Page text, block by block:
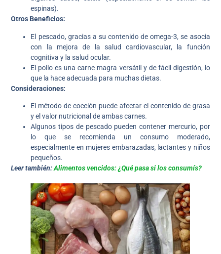
espinas).
Otros Beneficios:
El pescado, gracias a su contenido de omega-3, se asocia
con la mejora de la salud cardiovascular, la función
cognitiva y la salud ocular.
El pollo es una carne magra versátil y de fácil digestión, lo
que la hace adecuada para muchas dietas.
Consideraciones:
El método de cocción puede afectar el contenido de grasa
y el valor nutricional de ambas carnes.
Algunos tipos de pescado pueden contener mercurio, por
lo que se recomienda un consumo moderado,
especialmente en mujeres embarazadas, lactantes y niños
pequeños.
Leer también:Alimentos vencidos: ¿Qué pasa si los consumís?